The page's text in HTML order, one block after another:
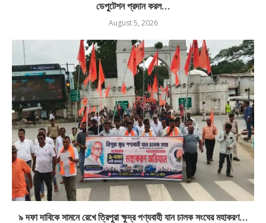
ডেপুটেশন প্রদান করল...
August 5, 2026
৯ দফা দাবিকে সামনে রেখে ত্রিপুরা ক্ষুদ্র পণ্যবাহী যান চালক সংঘের মহাকরণ...